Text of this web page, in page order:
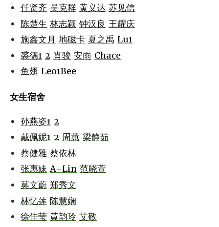
任贤齐 吴克群 黄义达 苏见信
陈楚生 林志颖 钟汉良 王耀庆
施鑫文月 地磁卡 夏之禹 Lu1
裘德1 2 肖骏 安雨 Chace
鱼翅 Leo1Bee
女生宿舍
孙燕姿1 2
戴佩妮1 2 周蕙 梁静茹
蔡健雅 蔡依林
张惠妹 A-Lin 范晓萱
莫文蔚 郑秀文
林忆莲 陈慧娴
徐佳莹 黄韵玲 艾敬